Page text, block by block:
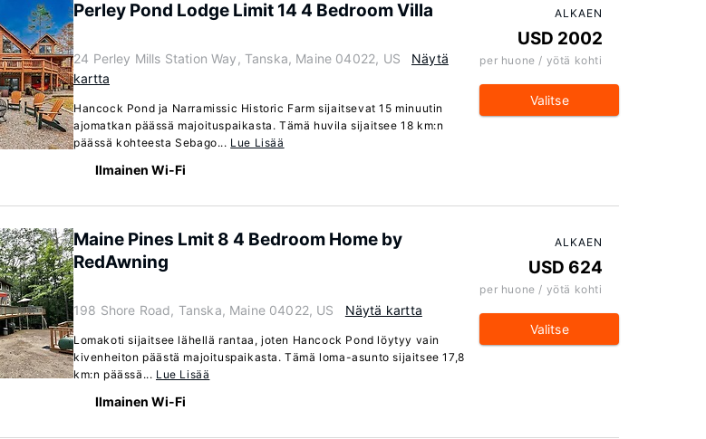
Perley Pond Lodge Limit 14 4 Bedroom Villa
24 Perley Mills Station Way, Tanska, Maine 04022, US
Näytä
kartta
Hancock Pond ja Narramissic Historic Farm sijaitsevat 15 minuutin
ajomatkan päässä majoituspaikasta. Tämä huvila sijaitsee 18 km:n
päässä kohteesta Sebago... Lue Lisää
Ilmainen Wi-Fi
ALKAEN
USD 2002
per huone / yötä kohti
Valitse
Maine Pines Lmit 8 4 Bedroom Home by
RedAwning
198 Shore Road, Tanska, Maine 04022, US Näytä kartta
Lomakoti sijaitsee lähellä rantaa, joten Hancock Pond löytyy vain
kivenheiton päästä majoituspaikasta. Tämä loma-asunto sijaitsee 17,8
km:n päässä... Lue Lisää
Ilmainen Wi-Fi
ALKAEN
USD 624
per huone / yötä kohti
Valitse